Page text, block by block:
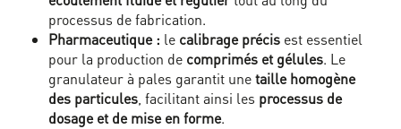
processus de fabrication.
Pharmaceutique : le calibrage précis est essentiel
pour la production de comprimés et gélules. Le
granulateur à pales garantit unetaille homogène
des particules , facilitant ainsi les processus de
dosage et de mise en forme.